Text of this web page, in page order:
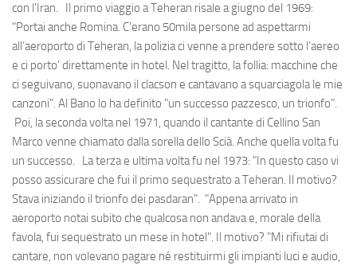
con l'Iran. Il primo viaggio a Teheran risale a giugno del 1969:
"Portai anche Romina. C’erano 50mila persone ad aspettarmi
all’aeroporto di Teheran, la polizia ci venne a prendere sotto l’aereo
e ci porto’ direttamente in hotel. Nel tragitto, la follia: macchine che
ci seguivano, suonavano il clacson e cantavano a squarciagola le mie
canzoni". Al Bano lo ha definito "un successo pazzesco, un trionfo".
Poi, la seconda volta nel 1971, quando il cantante di Cellino San
Marco venne chiamato dalla sorella dello Scià. Anche quella volta fu
un successo. La terza e ultima volta fu nel 1973: "In questo caso vi
posso assicurare che fui il primo sequestrato a Teheran. Il motivo?
Stava iniziando il trionfo dei pasdaran". "Appena arrivato in
aeroporto notai subito che qualcosa non andava e, morale della
favola, fui sequestrato un mese in hotel". Il motivo? "Mi rifiutai di
cantare, non volevano pagare né restituirmi gli impianti luci e audio,